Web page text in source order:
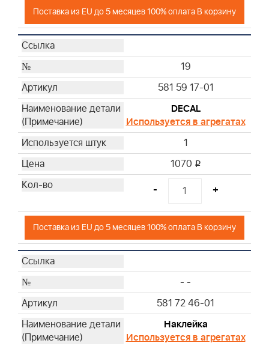
Поставка из EU до 5 месяцев 100% оплата В корзину
19
581 59 17-01
DECAL
Используется в агрегатах
1
1070 i
- +
Поставка из EU до 5 месяцев 100% оплата В корзину
- -
581 72 46-01
Наклейка
Используется в агрегатах